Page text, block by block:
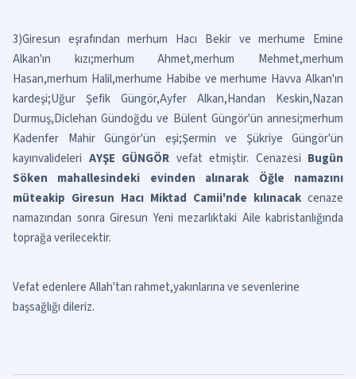
3)Giresun eşrafından merhum Hacı Bekir ve merhume Emine
Alkan'ın kızı;merhum Ahmet,merhum Mehmet,merhum
Hasan,merhum Halil,merhume Habibe ve merhume Havva Alkan'ın
kardeşi;Uğur Şefik Güngör,Ayfer Alkan,Handan Keskin,Nazan
Durmuş,Diclehan Gündoğdu ve Bülent Güngör'ün annesi;merhum
Kadenfer Mahir Güngör'ün eşi;Şermin ve Şükriye Güngör'ün
kayınvalideleri AYŞE GÜNGÖR vefat etmiştir. Cenazesi Bugün
Söken mahallesindeki evinden alınarak Öğle namazını
müteakip Giresun Hacı Miktad Camii'nde kılınacak cenaze
namazından sonra Giresun Yeni mezarlıktaki Aile kabristanlığında
toprağa verilecektir.
Vefat edenlere Allah'tan rahmet,yakınlarına ve sevenlerine
başsağlığı dileriz.